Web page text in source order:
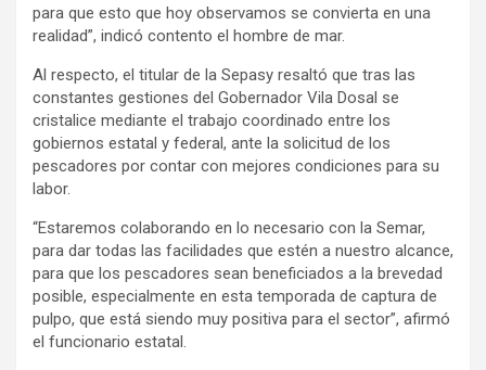
para que esto que hoy observamos se convierta en una
realidad”, indicó contento el hombre de mar.
Al respecto, el titular de la Sepasy resaltó que tras las
constantes gestiones del Gobernador Vila Dosal se
cristalice mediante el trabajo coordinado entre los
gobiernos estatal y federal, ante la solicitud de los
pescadores por contar con mejores condiciones para su
labor.
“Estaremos colaborando en lo necesario con la Semar,
para dar todas las facilidades que estén a nuestro alcance,
para que los pescadores sean beneficiados a la brevedad
posible, especialmente en esta temporada de captura de
pulpo, que está siendo muy positiva para el sector”, afirmó
el funcionario estatal.